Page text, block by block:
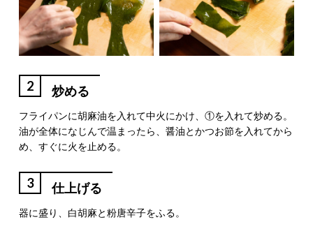
2 炒める
フライパンに胡麻油を入れて中火にかけ、①を入れて炒める。
油が全体になじんで温まったら、醤油とかつお節を入れてから
め、すぐに火を止める。
3 仕上げる
器に盛り、白胡麻と粉唐辛子をふる。